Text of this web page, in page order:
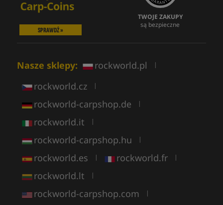
SPRAWDŹ »
TWOJE ZAKUPY
są bezpieczne
Nasze sklepy: rockworld.pl |
rockworld.cz |
rockworld-carpshop.de |
rockworld.it |
rockworld-carpshop.hu |
rockworld.es | rockworld.fr |
rockworld.lt |
rockworld-carpshop.com |